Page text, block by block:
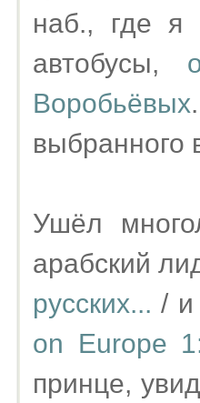
наб., где я
автобусы,
Воробьёвых
выбранного
Ушёл
арабский
русских... / и
on Europe
принце,